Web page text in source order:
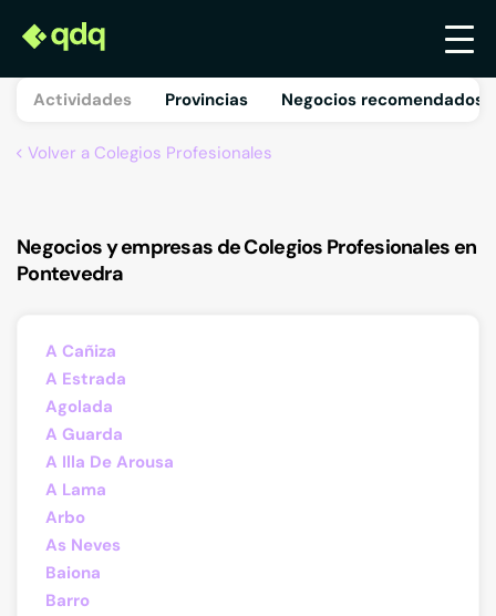
Actividades Provincias Negocios recomendados
Volver a Colegios Profesionales
Negocios y empresas de Colegios Profesionales en
Pontevedra
A Cañiza
A Estrada
Agolada
A Guarda
A Illa De Arousa
A Lama
Arbo
As Neves
Baiona
Barro